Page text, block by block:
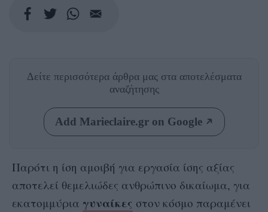
Δείτε περισσότερα άρθρα μας στα αποτελέσματα
αναζήτησης
Add Marieclaire.gr on Google
Παρότι η ίση αμοιβή για εργασία ίσης αξίας
αποτελεί θεμελιώδες ανθρώπινο δικαίωμα, για
εκατομμύρια γυναίκες στον κόσμο παραμένει